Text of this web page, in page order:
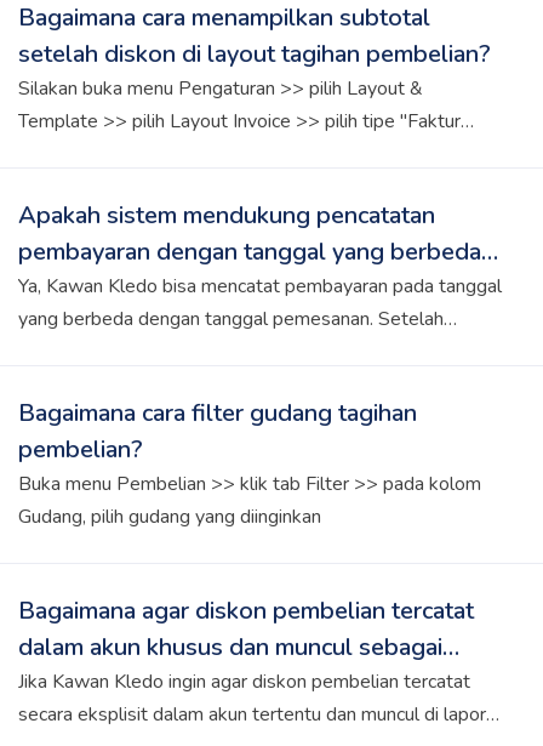
terbentuk hanya: Debit: Persediaan Kredit: Hutang Usaha
Sistem tidak mencatat diskon tersebut ke akun khusus
(COA), karena nilainya sudah otomatis mengurangi total
nilai pembelian. Artinya, diskon tidak ditampilkan secara
Bagaimana cara menampilkan subtotal
setelah diskon di layout tagihan pembelian?
Silakan buka menu Pengaturan >> pilih Layout &
Template >> pilih Layout Invoice >> pilih tipe "Faktur
Diskon"
Apakah sistem mendukung pencatatan
pembayaran dengan tanggal yang berbeda
dari tanggal pemesanan pembelian?
Ya, Kawan Kledo bisa mencatat pembayaran pada tanggal
yang berbeda dengan tanggal pemesanan. Setelah
aktual terjadinya pembayaran, meskipun tanggalnya tidak
sama dengan tanggal pemesanan.
Bagaimana cara filter gudang tagihan
pembelian?
Buka menu Pembelian >> klik tab Filter >> pada kolom
Gudang, pilih gudang yang diinginkan
Bagaimana agar diskon pembelian tercatat
dalam akun khusus dan muncul sebagai
pengurang HPP di laporan laba rugi?
Jika Kawan Kledo ingin agar diskon pembelian tercatat
secara eksplisit dalam akun tertentu dan muncul di laporan